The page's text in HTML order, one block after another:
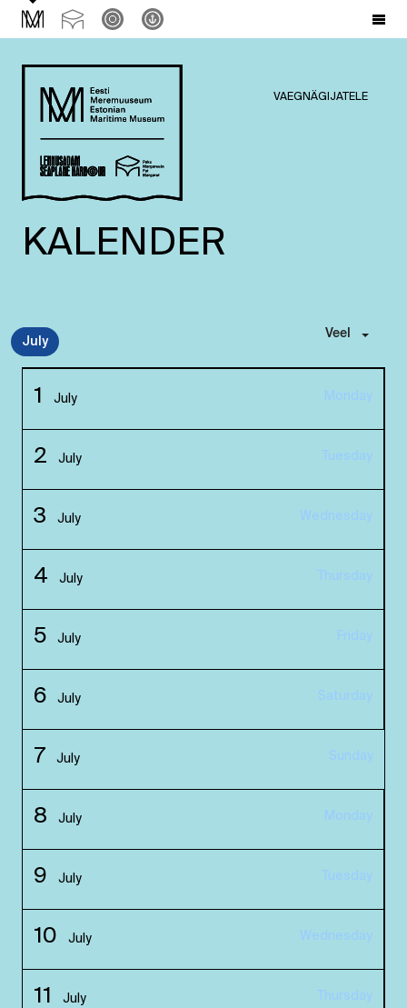
VAEGNÄGIJATELE
KALENDER
July
Veel
1 July Monday
2 July Tuesday
3 July Wednesday
4 July Thursday
5 July Friday
6 July Saturday
7 July Sunday
8 July Monday
9 July Tuesday
10 July Wednesday
11 July Thursday